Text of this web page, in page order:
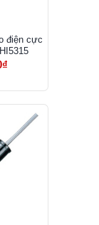
điện cực